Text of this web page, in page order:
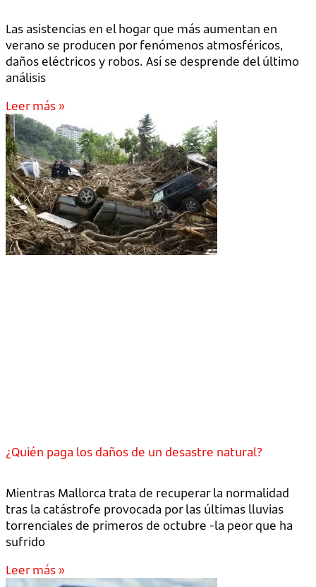
Las asistencias en el hogar que más aumentan en
verano se producen por fenómenos atmosféricos,
daños eléctricos y robos. Así se desprende del último
análisis
Leer más »
¿Quién paga los daños de un desastre natural?
Mientras Mallorca trata de recuperar la normalidad
tras la catástrofe provocada por las últimas lluvias
torrenciales de primeros de octubre -la peor que ha
sufrido
Leer más »